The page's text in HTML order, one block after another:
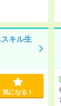
キル生
気になる！